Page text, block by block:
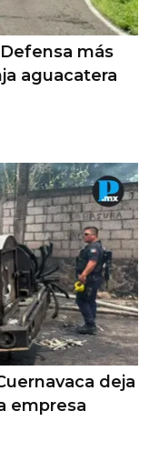
más
aguacatera
deja
empresa